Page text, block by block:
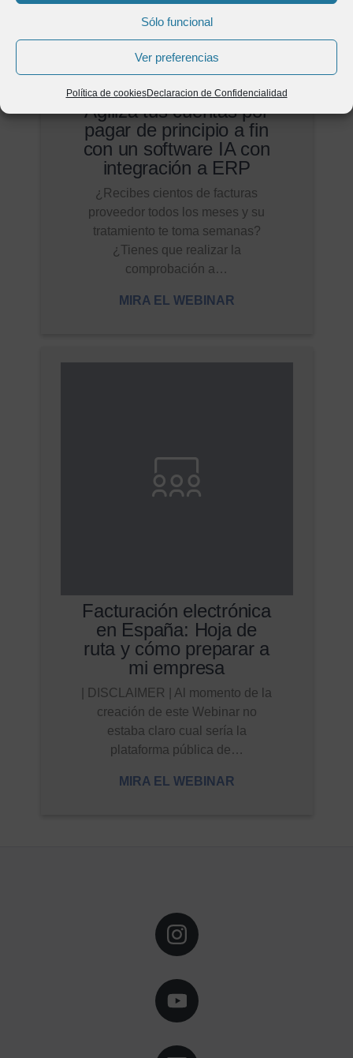
Sólo funcional
Ver preferencias
Política de cookiesDeclaracion de Confidencialidad
Agiliza tus cuentas por
pagar de principio a fin
con un software IA con
integración a ERP
¿Recibes cientos de facturas
proveedor todos los meses y su
tratamiento te toma semanas?
¿Tienes que realizar la
comprobación a…
MIRA EL WEBINAR
Facturación electrónica
en España: Hoja de
ruta y cómo preparar a
mi empresa
| DISCLAIMER | Al momento de la
creación de este Webinar no
estaba claro cual sería la
plataforma pública de…
MIRA EL WEBINAR